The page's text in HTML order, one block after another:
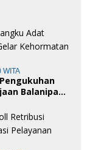
WITA
Balanipa